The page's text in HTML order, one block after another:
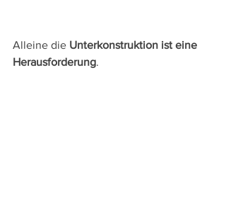
Alleine die Unterkonstruktion ist eine
Herausforderung.